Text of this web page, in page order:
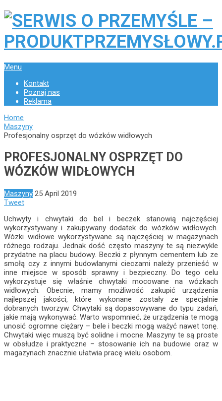
Menu
Kontakt
Poznaj nas
Reklama
Home
Maszyny
Profesjonalny osprzęt do wózków widłowych
PROFESJONALNY OSPRZĘT DO
WÓZKÓW WIDŁOWYCH
Maszyny 25 April 2019
Tweet
Uchwyty i chwytaki do bel i beczek stanowią najczęściej
wykorzystywany i zakupywany dodatek do wózków widłowych.
Wózki widłowe wykorzystywane są najczęściej w magazynach
różnego rodzaju. Jednak dość często maszyny te są niezwykle
przydatne na placu budowy. Beczki z płynnym cementem lub ze
smołą czy z innymi budowlanymi cieczami należy przenieść w
inne miejsce w sposób sprawny i bezpieczny. Do tego celu
wykorzystuje się właśnie chwytaki mocowane na wózkach
widłowych. Obecnie, mamy możliwość zakupić urządzenia
najlepszej jakości, które wykonane zostały ze specjalnie
dobranych tworzyw. Chwytaki są dopasowywane do typu zadań,
jakie mają wykonywać. Warto wspomnieć, że urządzenia te mogą
unosić ogromne ciężary – bele i beczki mogą ważyć nawet tonę.
Chwytaki więc muszą być solidne i mocne. Maszyny te są proste
w obsłudze i praktyczne – stosowanie ich na budowie oraz w
magazynach znacznie ułatwia pracę wielu osobom.